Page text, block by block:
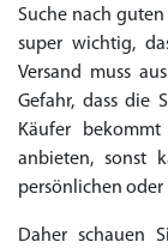
Suche nach
super wichtig,
Versand muss
Gefahr, dass die
Käufer
anbieten, sonst
persönlichen
Daher schauen